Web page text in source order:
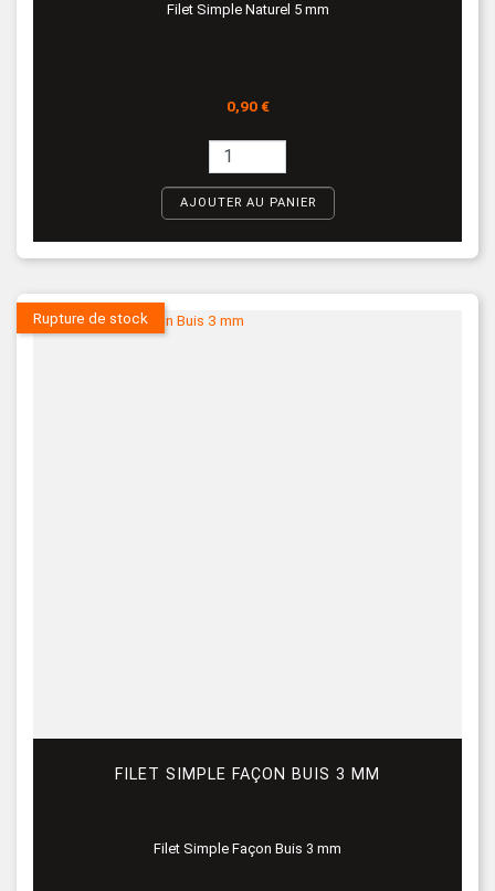
Filet Simple Naturel 5 mm
Prix
0,90 €
AJOUTER AU PANIER
FILET SIMPLE FAÇON BUIS 3 MM
Filet Simple Façon Buis 3 mm
Rupture de stock